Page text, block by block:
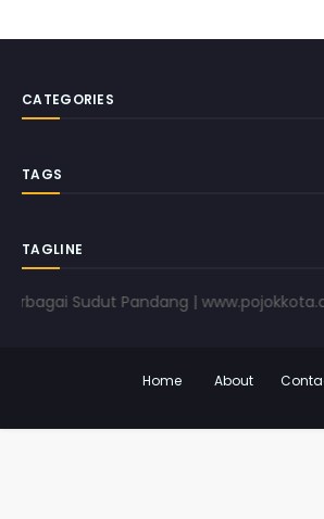
CATEGORIES
TAGS
TAGLINE
Sudut Pandang | www.pojokkota.com |
Home About